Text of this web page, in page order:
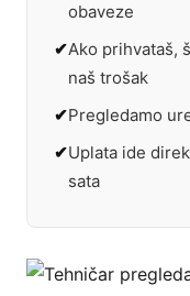
obaveze
Ako prihvataš,
naš trošak
Pregledamo
Uplata ide
sata